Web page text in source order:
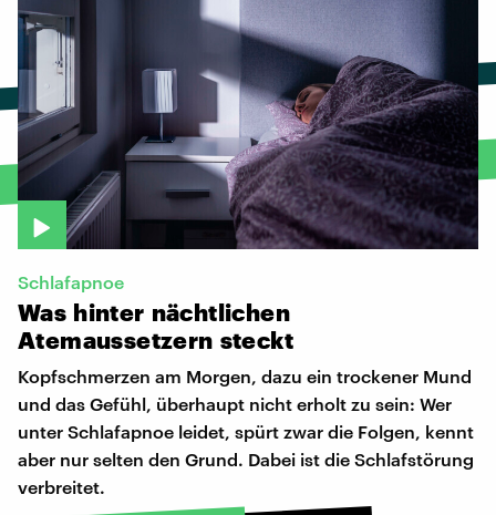
Schlafapnoe
Was hinter nächtlichen
Atemaussetzern steckt
Kopfschmerzen am Morgen, dazu ein trockener Mund
und das Gefühl, überhaupt nicht erholt zu sein: Wer
unter Schlafapnoe leidet, spürt zwar die Folgen, kennt
aber nur selten den Grund. Dabei ist die Schlafstörung
verbreitet.